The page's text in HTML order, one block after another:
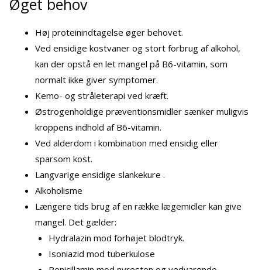
Høj proteinindtagelse øger behovet.
Ved ensidige kostvaner og stort forbrug af alkohol,
kan der opstå en let mangel på B6-vitamin, som
normalt ikke giver symptomer.
Kemo- og stråleterapi ved kræft.
Østrogenholdige præventionsmidler sænker muligvis
kroppens indhold af B6-vitamin.
Ved alderdom i kombination med ensidig eller
sparsom kost.
Langvarige ensidige slankekure .
Alkoholisme
Længere tids brug af en række lægemidler kan give
mangel. Det gælder:
Hydralazin mod forhøjet blodtryk.
Isoniazid mod tuberkulose